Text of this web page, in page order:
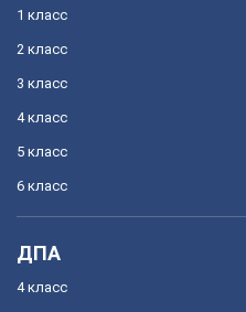
1 класс
2 класс
3 класс
4 класс
5 класс
6 класс
ДПА
4 класс